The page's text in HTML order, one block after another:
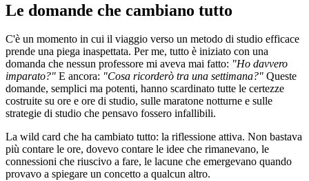
Le domande che cambiano tutto
C'è un momento in cui il viaggio verso un metodo di studio efficace
prende una piega inaspettata. Per me, tutto è iniziato con una
domanda che nessun professore mi aveva mai fatto: "Ho davvero
imparato?" E ancora: "Cosa ricorderò tra una settimana?" Queste
domande, semplici ma potenti, hanno scardinato tutte le certezze
costruite su ore e ore di studio, sulle maratone notturne e sulle
strategie di studio che pensavo fossero infallibili.
La wild card che ha cambiato tutto: la riflessione attiva. Non bastava
più contare le ore, dovevo contare le idee che rimanevano, le
connessioni che riuscivo a fare, le lacune che emergevano quando
provavo a spiegare un concetto a qualcun altro.